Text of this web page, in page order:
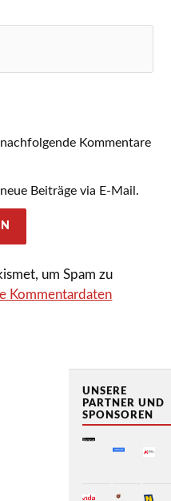
Kommentare
Beiträge via E-Mail.
um Spam zu
Kommentardaten
UNSERE
PARTNER UND
SPONSOREN